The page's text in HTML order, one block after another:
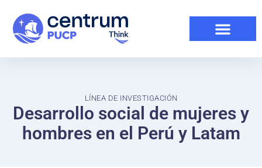
LÍNEA DE INVESTIGACIÓN
Desarrollo social de mujeres y
hombres en el Perú y Latam